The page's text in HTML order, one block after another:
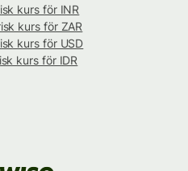
kurs för INR
kurs för ZAR
kurs för USD
kurs för IDR